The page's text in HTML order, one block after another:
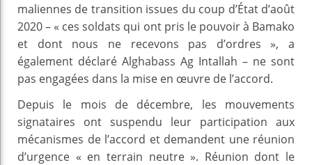
maliennes de transition issues du coup d’État d’août
2020 – « ces soldats qui ont pris le pouvoir à Bamako
et dont nous ne recevons pas d’ordres », a
également déclaré Alghabass Ag Intallah – ne sont
pas engagées dans la mise en œuvre de l’accord.
Depuis le mois de décembre, les mouvements
signataires ont suspendu leur participation aux
mécanismes de l’accord et demandent une réunion
d’urgence « en terrain neutre ». Réunion dont le